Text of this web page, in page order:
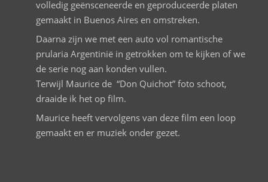
volledig geënsceneerde en geproduceerde platen
gemaakt in Buenos Aires en omstreken.
Daarna zijn we met een auto vol romantische
prularia Argentinië in getrokken om te kijken of we
de serie nog aan konden vullen.
Terwijl Maurice de “Don Quichot” foto schoot,
draaide ik het op film.
Maurice heeft vervolgens van deze film een loop
gemaakt en er muziek onder gezet.